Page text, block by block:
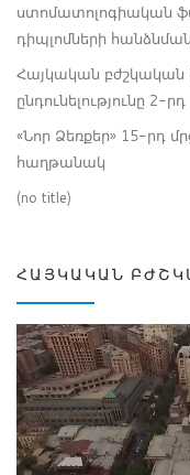
ստոմատոլոգիական
դիպլոմների
Հայկական բժշկական
ընդունելությունը
«Նոր Ձեռքեր» 15-րդ
հաղթանակ
(no title)
ՀԱՅԿԱԿԱՆ
Video
Player